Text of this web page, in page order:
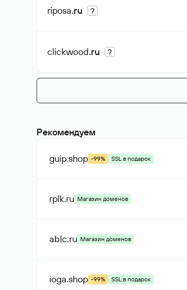
riposa.ru ?
clickwood.ru ?
Рекомендуем
guip.shop -99% SSL в подарок
rplk.ru Магазин доменов
ablc.ru Магазин доменов
ioga.shop -99% SSL в подарок